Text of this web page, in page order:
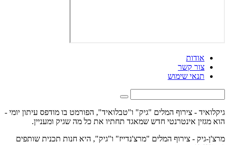
אודות
צור קשר
תנאי שימוש
גיקלואיד - צירוף המלים "גיק" ו"טבלואיד", הפורמט בו מודפס עיתון יומי -
הוא מגזין אינטרנטי חדש שמאגד תחתיו את כל מה שגיק ומעניין.
מרצ'ן-גיק - צירוף המלים "מרצ'נדייז" ו"גיק", היא חנות תכנית שותפים